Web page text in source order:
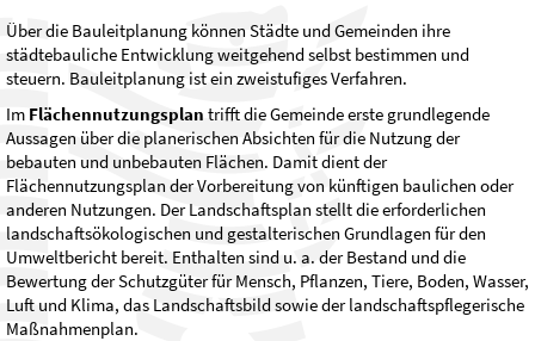
Über die Bauleitplanung können Städte und Gemeinden ihre
städtebauliche Entwicklung weitgehend selbst bestimmen und
steuern. Bauleitplanung ist ein zweistufiges Verfahren.
Im Flächennutzungsplan trifft die Gemeinde erste grundlegende
Aussagen über die planerischen Absichten für die Nutzung der
bebauten und unbebauten Flächen. Damit dient der
Flächennutzungsplan der Vorbereitung von künftigen baulichen oder
anderen Nutzungen. Der Landschaftsplan stellt die erforderlichen
landschaftsökologischen und gestalterischen Grundlagen für den
Umweltbericht bereit. Enthalten sind u. a. der Bestand und die
Bewertung der Schutzgüter für Mensch, Pflanzen, Tiere, Boden, Wasser,
Luft und Klima, das Landschaftsbild sowie der landschaftspflegerische
Maßnahmenplan.